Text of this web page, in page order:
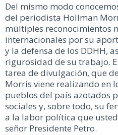
Del mismo modo
del periodista Hollman
múltiples reconocimientos
internacionales por su
y la defensa de los DDHH,
rigurosidad de su trabajo.
tarea de divulgación, que
Morris viene realizando en
pueblos del país azotados
sociales y, sobre todo, su
a la labor política que
señor Presidente Petro.